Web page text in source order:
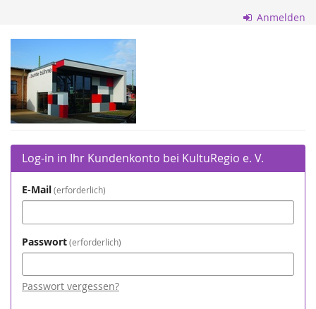
Inhalt
springen
Anmelden
KultuRegio
e.
V.
Log-in in Ihr Kundenkonto bei KultuRegio e. V.
E-Mail erforderlich
Passwort erforderlich
Passwort vergessen?